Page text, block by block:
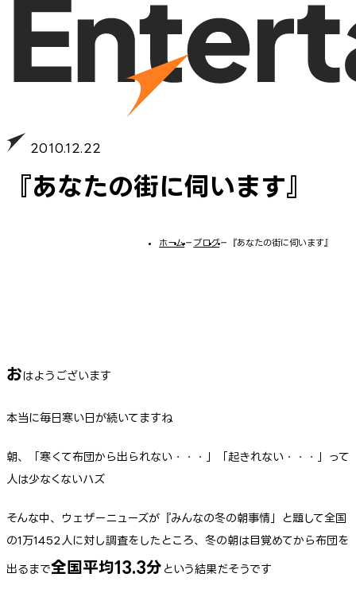
2010.12.22
『あなたの街に伺います』
ホーム− ブログ− 『あなたの街に伺います』
おはようございます
本当に毎日寒い日が続いてますね
朝、「寒くて布団から出られない・・・」「起きれない・・・」って
人は少なくないハズ
そんな中、ウェザーニューズが『みんなの冬の朝事情」と題して全国
の1万1452人に対し調査をしたところ、冬の朝は目覚めてから布団を
出るまで全国平均13.3分 という結果だそうです